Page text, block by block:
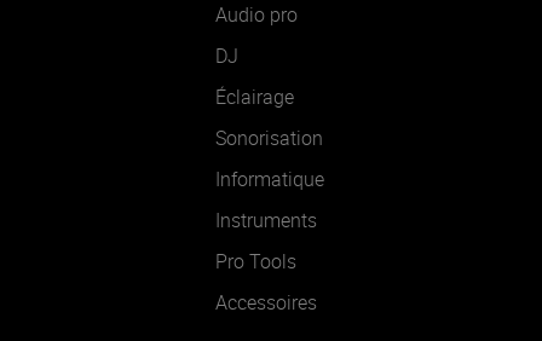
Audio pro
DJ
Éclairage
Sonorisation
Informatique
Instruments
Pro Tools
Accessoires